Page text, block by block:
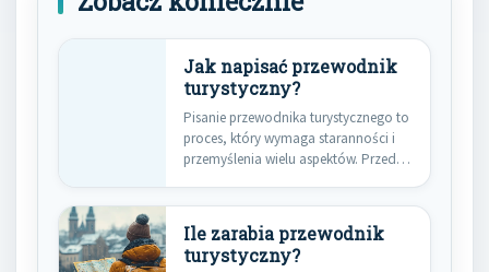
Jak napisać przewodnik
turystyczny?
Pisanie przewodnika turystycznego to
proces, który wymaga staranności i
przemyślenia wielu aspektów. Przede
Ile zarabia przewodnik
turystyczny?